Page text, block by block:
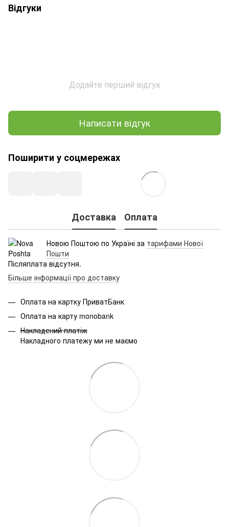
Відгуки
Додайте перший відгук
Написати відгук
Поширити у соцмережах
Доставка Оплата
Новою Поштою по Україні за тарифами Нової
Пошти
Післяплата відсутня.
Більше інформації про доставку
Оплата на картку ПриватБанк
Оплата на карту monobank
Накладений платіж
Накладного платежу ми не маємо